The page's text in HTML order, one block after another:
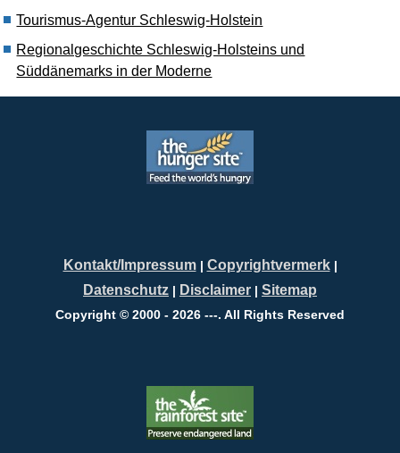
Tourismus-Agentur Schleswig-Holstein
Regionalgeschichte Schleswig-Holsteins und
Süddänemarks in der Moderne
Kontakt/Impressum| Copyrightvermerk|
Datenschutz | Disclaimer | Sitemap
Copyright © 2000 - 2026 ---. All Rights Reserved